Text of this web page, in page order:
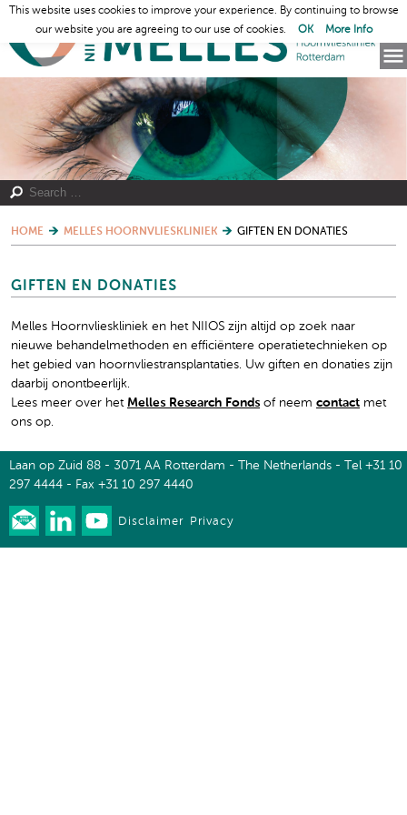
HOME MELLES HOORNVLIESKLINIEK GIFTEN EN DONATIES
GIFTEN EN DONATIES
Melles Hoornvlieskliniek en het NIIOS zijn altijd op zoek naar
nieuwe behandelmethoden en efficiëntere operatietechnieken op
het gebied van hoornvliestransplantaties. Uw giften en donaties zijn
daarbij onontbeerlijk.
Lees meer over het Melles Research Fonds of neem contact met
ons op.
Laan op Zuid 88 - 3071 AA Rotterdam - The Netherlands - Tel +31 10
297 4444 - Fax +31 10 297 4440
Disclaimer Privacy
This website uses cookies to improve your experience. By continuing to browse
our website you are agreeing to our use of cookies.
OK More Info